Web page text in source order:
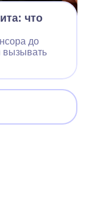
что
до
вызывать